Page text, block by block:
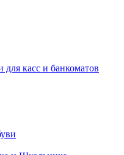
касс и банкоматов